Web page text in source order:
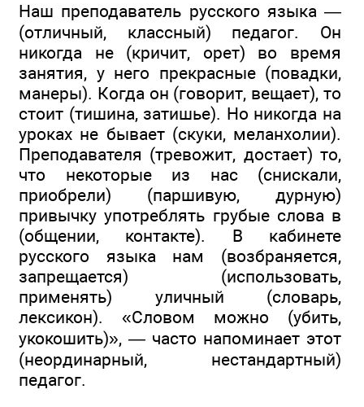
Наш преподаватель русского языка —
(отличный, классный) педагог. Он
никогда не (кричит, орет) во время
занятия, у него прекрасные (повадки,
манеры). Когда он (говорит, вещает), то
стоит (тишина, затишье). Но никогда на
уроках не бывает (скуки, меланхолии).
Преподавателя (тревожит, достает) то,
что некоторые из нас (снискали,
приобрели) (паршивую, дурную)
привычку употреблять грубые слова в
(общении, контакте). В кабинете
русского языка нам (возбраняется,
запрещается) (использовать,
применять) уличный (словарь,
лексикон). «Словом можно (убить,
укокошить)», — часто напоминает этот
(неординарный, нестандартный)
педагог.